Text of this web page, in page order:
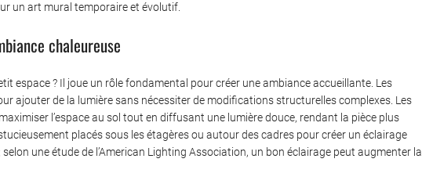
un art mural temporaire et évolutif.
chaleureuse
espace ? Il joue un rôle fondamental pour créer une ambiance accueillante. Les
ajouter de la lumière sans nécessiter de modifications structurelles complexes. Les
l’espace au sol tout en diffusant une lumière douce, rendant la pièce plus
placés sous les étagères ou autour des cadres pour créer un éclairage
une étude de l’American Lighting Association, un bon éclairage peut augmenter la